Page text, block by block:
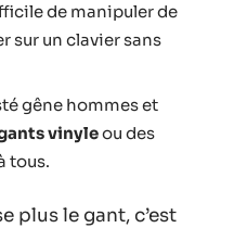
de manipuler de
sur un clavier sans
gêne hommes et
vinyleou des
tous.
plus le gant, c’est